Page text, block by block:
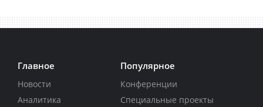
Главное
Новости
Аналитика
Популярное
Конференции
Специальные проекты